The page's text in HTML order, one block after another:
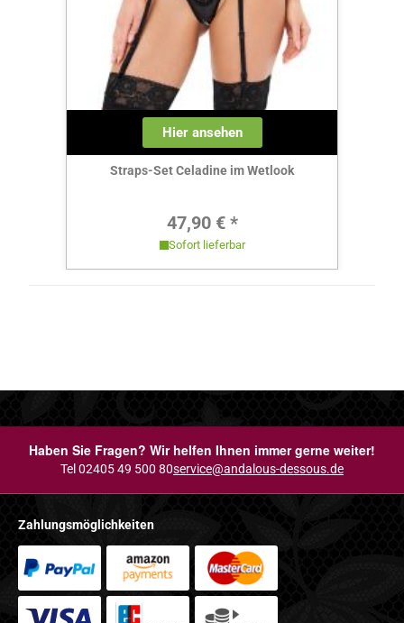
Hier ansehen
Straps-Set Celadine im Wetlook
Regulärer Preis:
47,90 € *
Sofort lieferbar
Haben Sie Fragen? Wir helfen Ihnen immer gerne weiter!
Tel 02405 49 500 80service@andalous-dessous.de
Zahlungsmöglichkeiten